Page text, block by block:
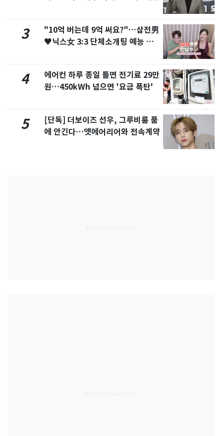
3
"10억 버는데 9억 써요?"…삼전男
♥닉스女 3:3 단체소개팅 예능 화
4
에어컨 하루 종일 틀면 전기료 29만
원…450kWh 넘으면 '요금 폭탄'
5
[단독] 더보이즈 선우, 그루비룸 품
에 안긴다…앳에어리어와 전속계약